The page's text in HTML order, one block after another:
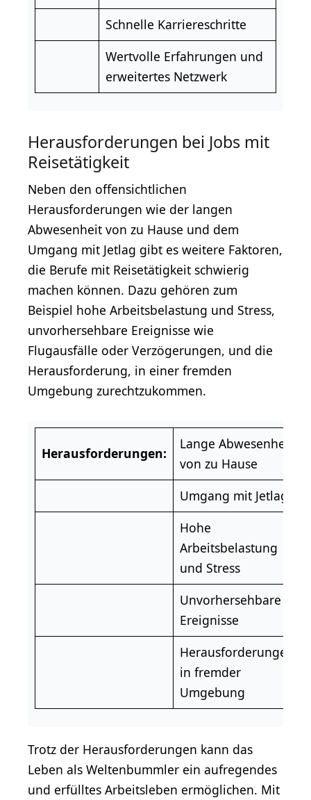
Schnelle Karriereschritte
Wertvolle Erfahrungen und
erweitertes Netzwerk
Herausforderungen bei Jobs mit
Reisetätigkeit
Neben den offensichtlichen
Herausforderungen wie der langen
Abwesenheit von zu Hause und dem
Umgang mit Jetlag gibt es weitere Faktoren,
die Berufe mit Reisetätigkeit schwierig
machen können. Dazu gehören zum
Beispiel hohe Arbeitsbelastung und Stress,
unvorhersehbare Ereignisse wie
Flugausfälle oder Verzögerungen, und die
Herausforderung, in einer fremden
Umgebung zurechtzukommen.
Herausforderungen:
Lange Abwesenheit
von zu Hause
Umgang mit Jetlag
Hohe
Arbeitsbelastung
und Stress
Unvorhersehbare
Ereignisse
Herausforderungen
in fremder
Umgebung
Trotz der Herausforderungen kann das
Leben als Weltenbummler ein aufregendes
und erfülltes Arbeitsleben ermöglichen. Mit